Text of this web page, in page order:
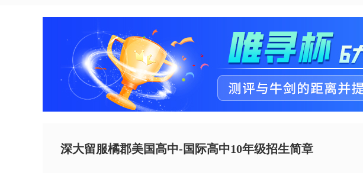
深大留服橘郡美国高中-国际高中10年级招生简章